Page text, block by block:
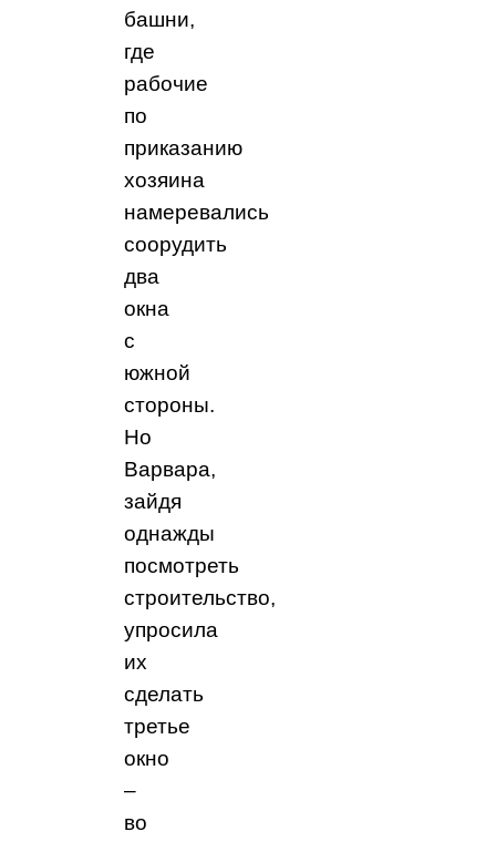
башни,
где
рабочие
по
приказанию
хозяина
намеревались
соорудить
два
окна
с
южной
стороны.
Но
Варвара,
зайдя
однажды
посмотреть
строительство,
упросила
их
сделать
третье
окно
–
во